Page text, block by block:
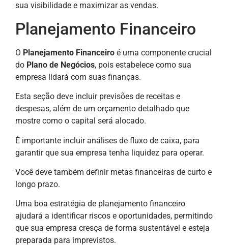
sua visibilidade e maximizar as vendas.
Planejamento Financeiro
O Planejamento Financeiro é uma componente crucial
do Plano de Negócios, pois estabelece como sua
empresa lidará com suas finanças.
Esta seção deve incluir previsões de receitas e
despesas, além de um orçamento detalhado que
mostre como o capital será alocado.
É importante incluir análises de fluxo de caixa, para
garantir que sua empresa tenha liquidez para operar.
Você deve também definir metas financeiras de curto e
longo prazo.
Uma boa estratégia de planejamento financeiro
ajudará a identificar riscos e oportunidades, permitindo
que sua empresa cresça de forma sustentável e esteja
preparada para imprevistos.